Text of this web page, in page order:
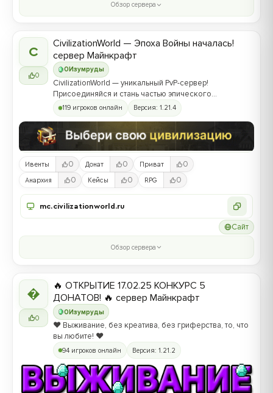
Обзор сервера
C
0
0 Изумруды
CivilizationWorld — Эпоха Войны началась!
сервер Майнкрафт
CivilizationWorld — уникальный PvP-сервер!
Присоединяйся и стань частью эпического
противостояния между Альвами и Йотунами!
119 игроков онлайн Версия: 1.21.4
Ивенты 0 Донат 0 Приват 0
Анархия 0 Кейсы 0 RPG 0
mc.civilizationworld.ru
Сайт
Обзор сервера

0
0Изумруды
🔥 ОТКРЫТИЕ 17.02.25 КОНКУРС 5
ДОНАТОВ! 🔥 сервер Майнкрафт
❤️ Выживание, без креатива, без гриферства, то, что
вы любите! ❤️
94 игроков онлайн Версия: 1.21.2